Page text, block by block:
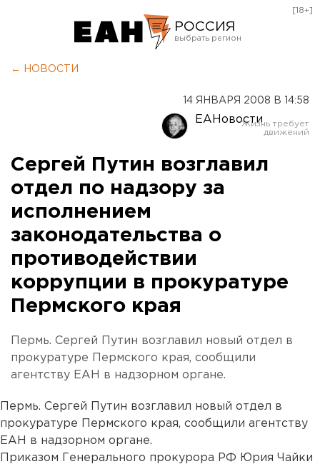
РОССИЯ
Оренбург
[18+]
← НОВОСТИ
14 ЯНВАРЯ 2008 В 14:58
ЕАНовости
Сергей Путин возглавил
отдел по надзору за
исполнением
законодательства о
противодействии
коррупции в прокуратуре
Пермского края
Пермь. Сергей Путин возглавил новый отдел в
прокуратуре Пермского края, сообщили
агентству ЕАН в надзорном органе.
Пермь. Сергей Путин возглавил новый отдел в
прокуратуре Пермского края, сообщили агентству
ЕАН в надзорном органе.
Приказом Генерального прокурора РФ Юрия Чайки